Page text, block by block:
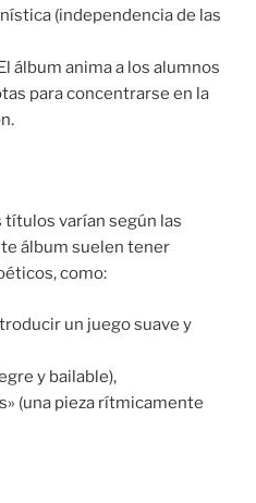
(independencia de las
álbum anima a los alumnos
para concentrarse en la
varían según las
álbum suelen tener
como:
un juego suave y
y bailable),
(una pieza rítmicamente